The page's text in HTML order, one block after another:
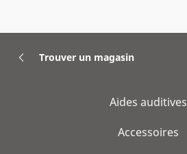
Trouver un magasin
Aides auditives
Accessoires